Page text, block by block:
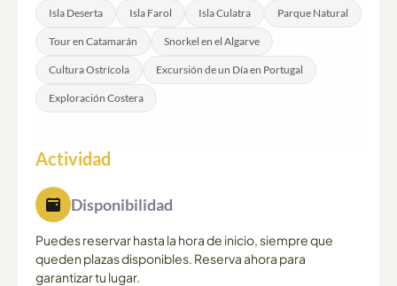
Isla Deserta Isla Farol Isla Culatra Parque Natural
Tour en Catamarán Snorkel en el Algarve
Cultura Ostrícola Excursión de un Día en Portugal
Exploración Costera
Actividad
Disponibilidad
Puedes reservar hasta la hora de inicio, siempre que
queden plazas disponibles. Reserva ahora para
garantizar tu lugar.